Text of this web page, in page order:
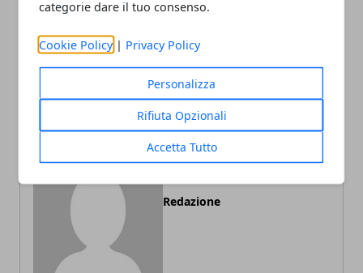
categorie dare il tuo consenso.
Cookie Policy | Privacy Policy
Personalizza
Rifiuta Opzionali
Accetta Tutto
Come scegliere la
copertura del divano
abitazione
Redazione